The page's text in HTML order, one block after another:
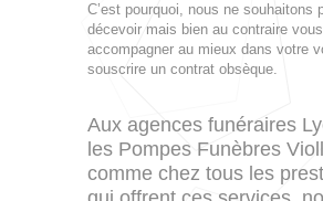
C’est pourquoi, nous ne souhaitons
décevoir mais bien au contraire vous
accompagner au mieux dans votre
souscrire un contrat obsèque.
Aux agences funéraires
les Pompes Funèbres
comme chez tous les